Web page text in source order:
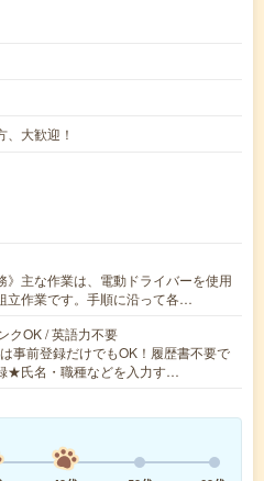
大歓迎！
》主な作業は、電動ドライバーを使用
立作業です。手順に沿って各…
クOK / 英語力不要
事前登録だけでもOK！履歴書不要で
★氏名・職種などを入力す…